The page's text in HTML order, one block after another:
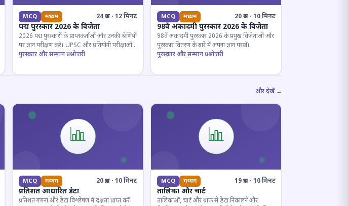
MCQ मध्यम 24 प्रश्न · 12 मिनट
पद्म पुरस्कार 2026 के विजेता
2026 पद्म पुरस्कारों के प्राप्तकर्ताओं और उनकी श्रेणियों
पर ज्ञान परीक्षण करें। UPSC और प्रतियोगी परीक्षाओं
के लिए महत्वपूर्ण।
पुरस्कार और सम्मान प्रश्नोत्तरी
MCQ मध्यम 20 प्रश्न · 10 मिनट
98वें अकादमी पुरस्कार 2026 के विजेता
98वें अकादमी पुरस्कार 2026 के प्रमुख विजेताओं और
पुरस्कार वितरण के बारे में अपना ज्ञान परखें।
पुरस्कार और सम्मान प्रश्नोत्तरी
और देखें →
MCQ मध्यम 20 प्रश्न · 10 मिनट
प्रतिशत आधारित डेटा
प्रतिशत गणना और डेटा विश्लेषण में दक्षता प्राप्त करें।
MCQ मध्यम 19 प्रश्न · 10 मिनट
तालिका और चार्ट
तालिकाओं, चार्ट और ग्राफ से डेटा निकालने और